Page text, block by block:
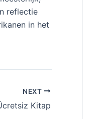
reflectie
in het
NEXT
Kitap